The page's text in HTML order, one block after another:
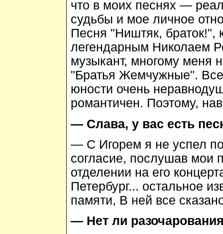
что в моих песнях —
судьбы и мое личное
Песня "Ништяк, браток!",
легендарным Николаем
музыкант, многому меня
"Братья Жемчужные".
юности очень
романтичен. Поэтому,
— Слава, у вас есть
— С Игорем я не успел
согласие, послушав мои
отделении на его
Петербург... остальное
памяти, В ней все
— Нет ли